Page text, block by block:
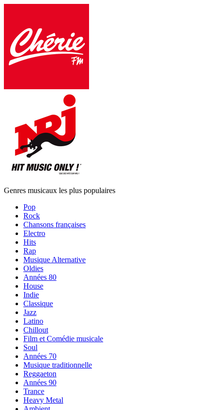
Genres musicaux les plus populaires
Pop
Rock
Chansons françaises
Electro
Hits
Rap
Musique Alternative
Oldies
Années 80
House
Indie
Classique
Jazz
Latino
Chillout
Film et Comédie musicale
Soul
Années 70
Musique traditionnelle
Reggaeton
Années 90
Trance
Heavy Metal